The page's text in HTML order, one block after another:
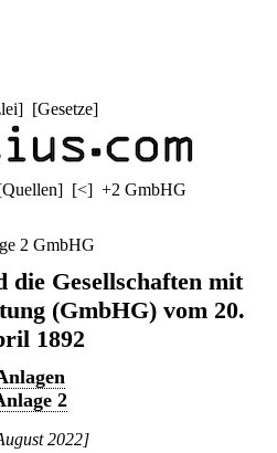
] [Gesetze]
Quellen] [<] +2 GmbHG
2 GmbHG
die Gesellschaften mit
(GmbHG) vom 20.
1892
2
2022]